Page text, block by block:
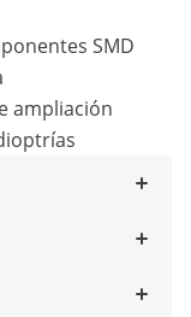
SMD
ampliación